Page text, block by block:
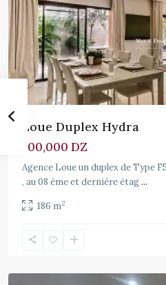
Loue Duplex Hydra
700,000 DZ
Agence Loue un duplex de Type
, au 08 éme et dernière étag...
186 m2